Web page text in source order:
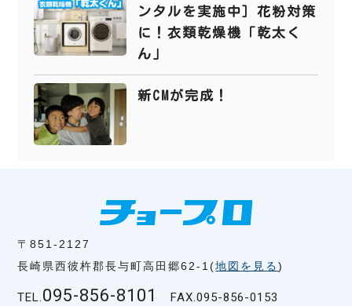
ンタルを実施中］花粉対策
に！衣類乾燥機「乾太く
ん」
新CMが完成！
〒851-2127
長崎県西彼杵郡長与町高田郷62-1(地図を見る)
TEL.095-856-8101 FAX.095-856-0153